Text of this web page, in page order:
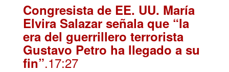
Congresista de EE. UU. María
Elvira Salazar señala que “la
era del guerrillero terrorista
Gustavo Petro ha llegado a su
fin”.17:27